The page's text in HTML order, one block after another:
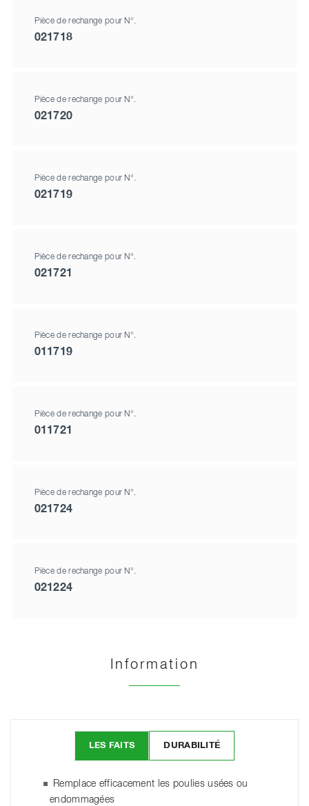
Pièce de rechange pour N°.
021718
Pièce de rechange pour N°.
021720
Pièce de rechange pour N°.
021719
Pièce de rechange pour N°.
021721
Pièce de rechange pour N°.
011719
Pièce de rechange pour N°.
011721
Pièce de rechange pour N°.
021724
Pièce de rechange pour N°.
021224
Information
LES FAITS DURABILITÉ
Remplace efficacement les poulies usées ou
endommagées